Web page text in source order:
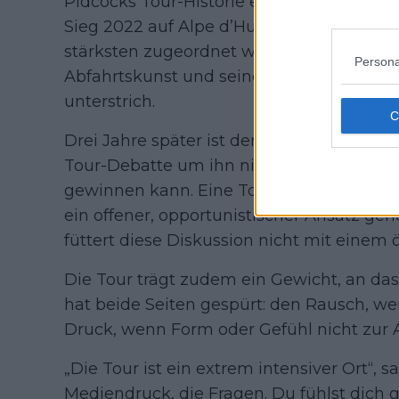
Sieg 2022 auf Alpe d’Huez bleibt das
stärksten zugeordnet wird – ein
Abfahrtskunst und seine Fähigkeit, auf
unterstrich.
Drei Jahre später ist der Kontext anders.
Tour-Debatte um ihn nicht mehr an der
gewinnen kann. Eine Top-Fünf-Attacke,
ein offener, opportunistischer Ansatz
füttert diese Diskussion nicht mit einem
Die Tour trägt zudem ein Gewicht, an
hat beide Seiten gespürt: den Rausch,
Druck, wenn Form oder Gefühl nicht zur
„Die Tour ist ein extrem intensiver Ort“,
Mediendruck, die Fragen. Du fühlst dich